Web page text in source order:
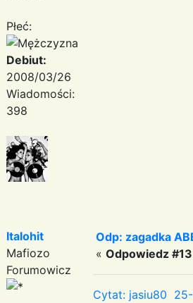
Płeć:
Debiut:
2008/03/26
Wiadomości:
398
Italohit
Mafiozo
Forumowicz
Odp: zagadka
« Odpowiedz
Cytat: jasiu80 25-